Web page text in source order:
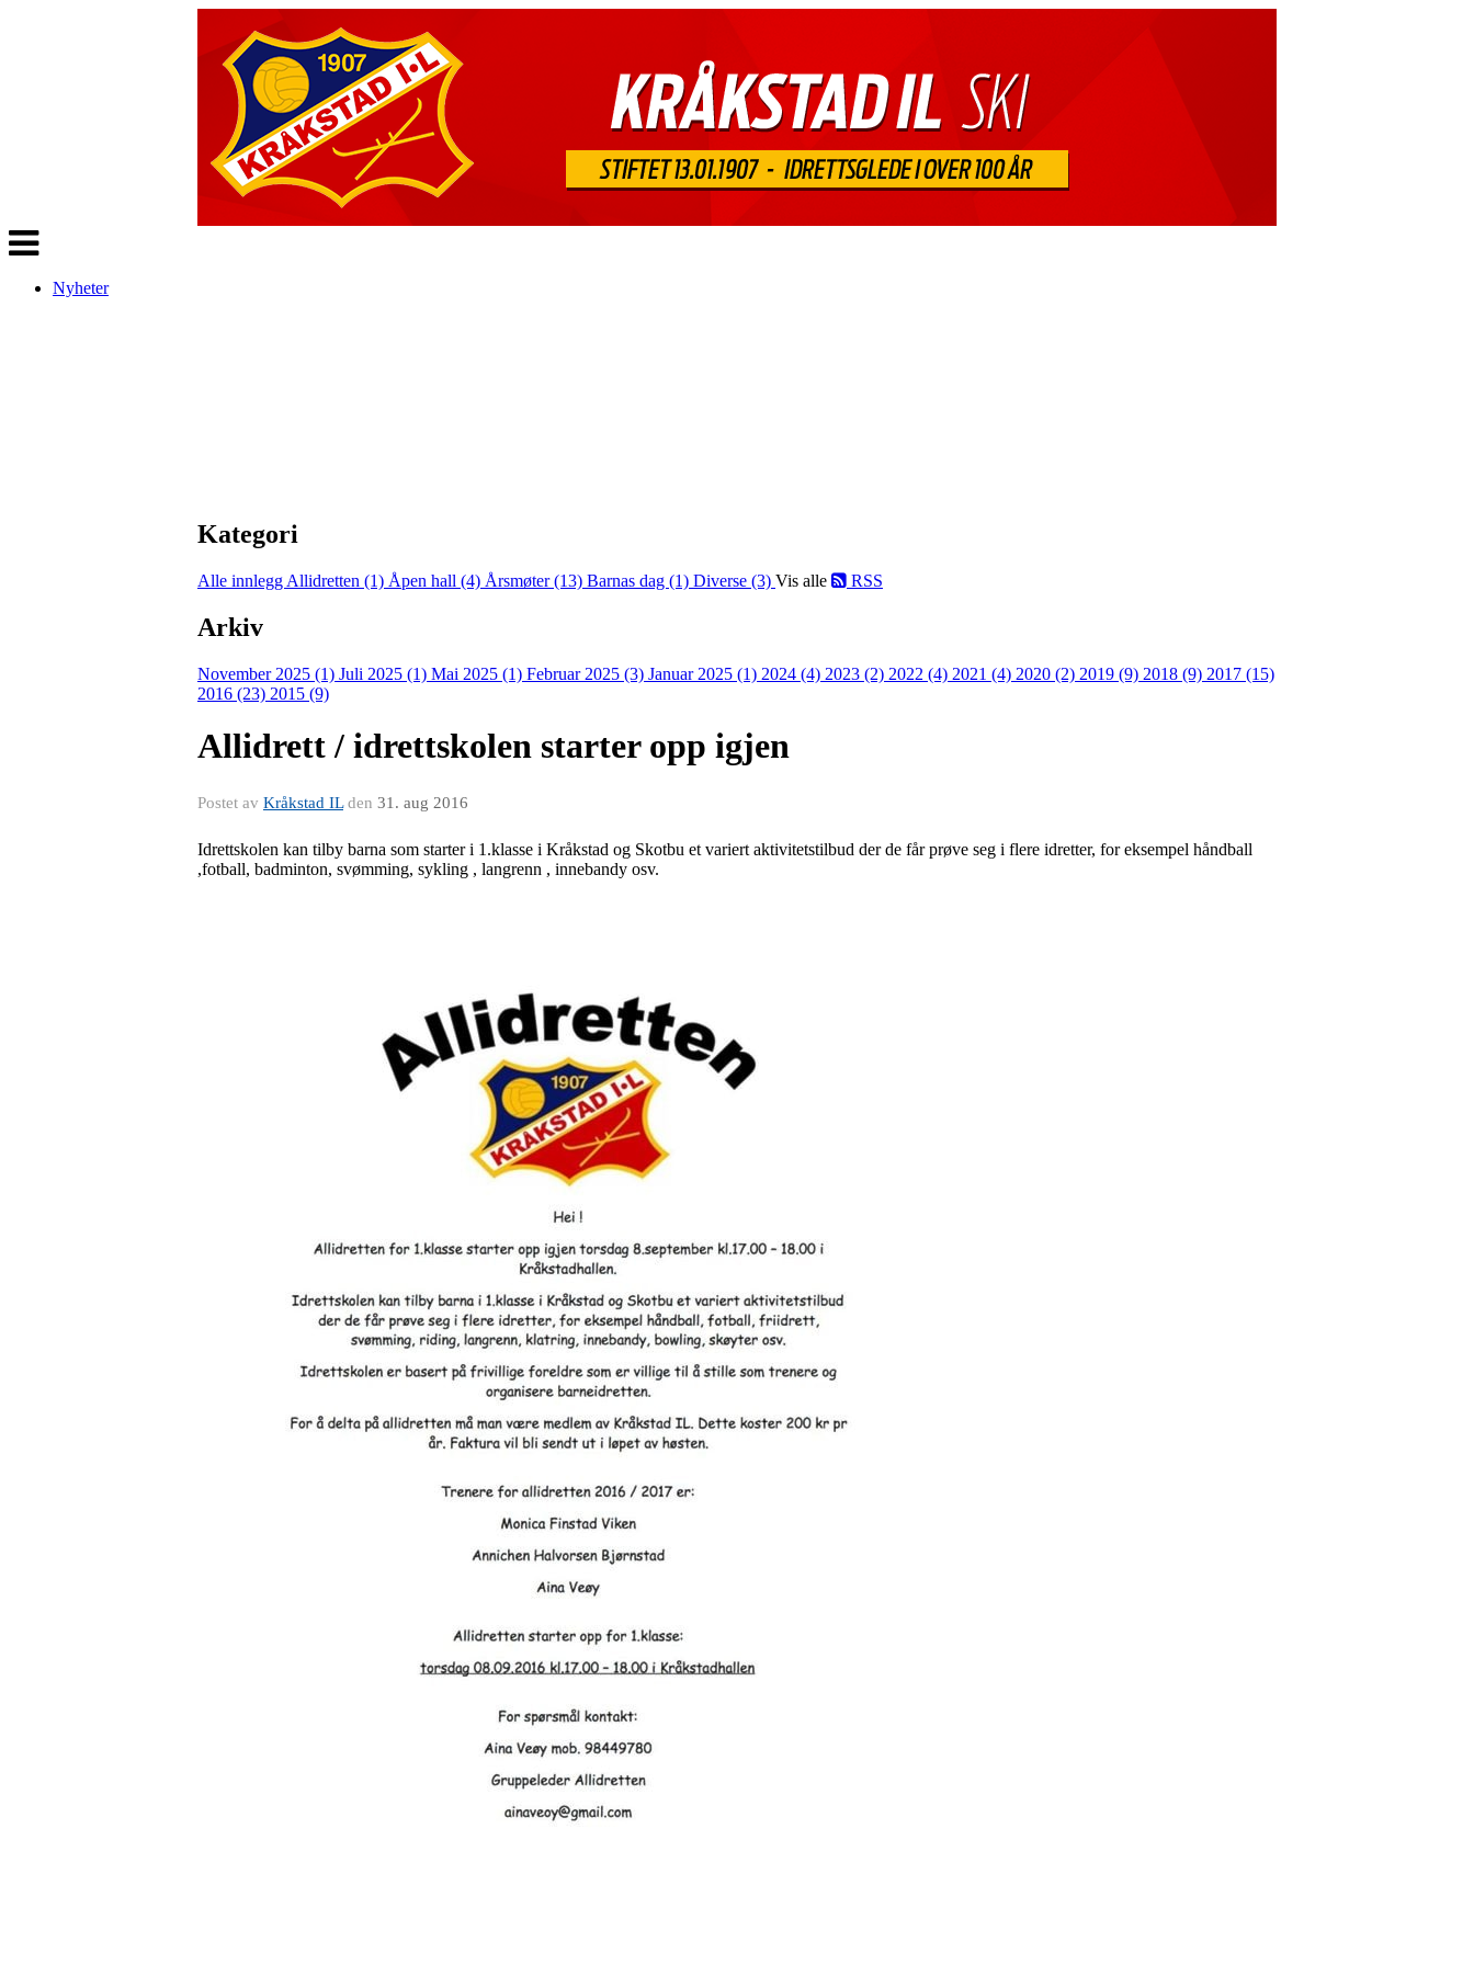
Veksle
navigasjon
Nyheter
Kategori
Alle innlegg Allidretten (1) Åpen hall (4) Årsmøter (13) Barnas dag (1) Diverse (3) Vis alle RSS
Arkiv
November 2025 (1) Juli 2025 (1) Mai 2025 (1) Februar 2025 (3) Januar 2025 (1) 2024 (4) 2023 (2) 2022 (4) 2021 (4) 2020 (2) 2019 (9) 2018 (9) 2017 (15)
2016 (23) 2015 (9)
Allidrett / idrettskolen starter opp igjen
Postet av Kråkstad ILden 31. aug 2016
Idrettskolen kan tilby barna som starter i 1.klasse i Kråkstad og Skotbu et variert aktivitetstilbud der de får prøve seg i flere idretter, for eksempel håndball
,fotball, badminton, svømming, sykling , langrenn , innebandy osv.